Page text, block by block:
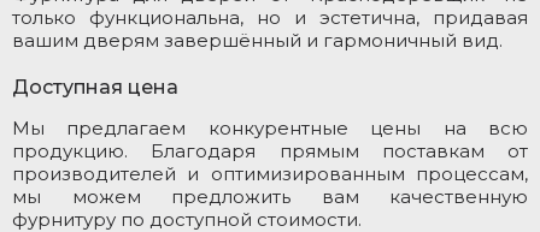
только функциональна, но и эстетична, придавая
вашим дверям завершённый и гармоничный вид.
Доступная цена
Мы предлагаем конкурентные цены на всю
продукцию. Благодаря прямым поставкам от
производителей и оптимизированным процессам,
мы можем предложить вам качественную
фурнитуру по доступной стоимости.